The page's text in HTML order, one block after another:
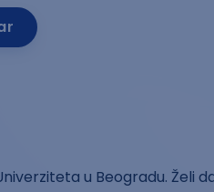
u Beogradu. Želi